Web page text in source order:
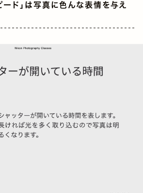
ード」は写真に色んな表情を与え